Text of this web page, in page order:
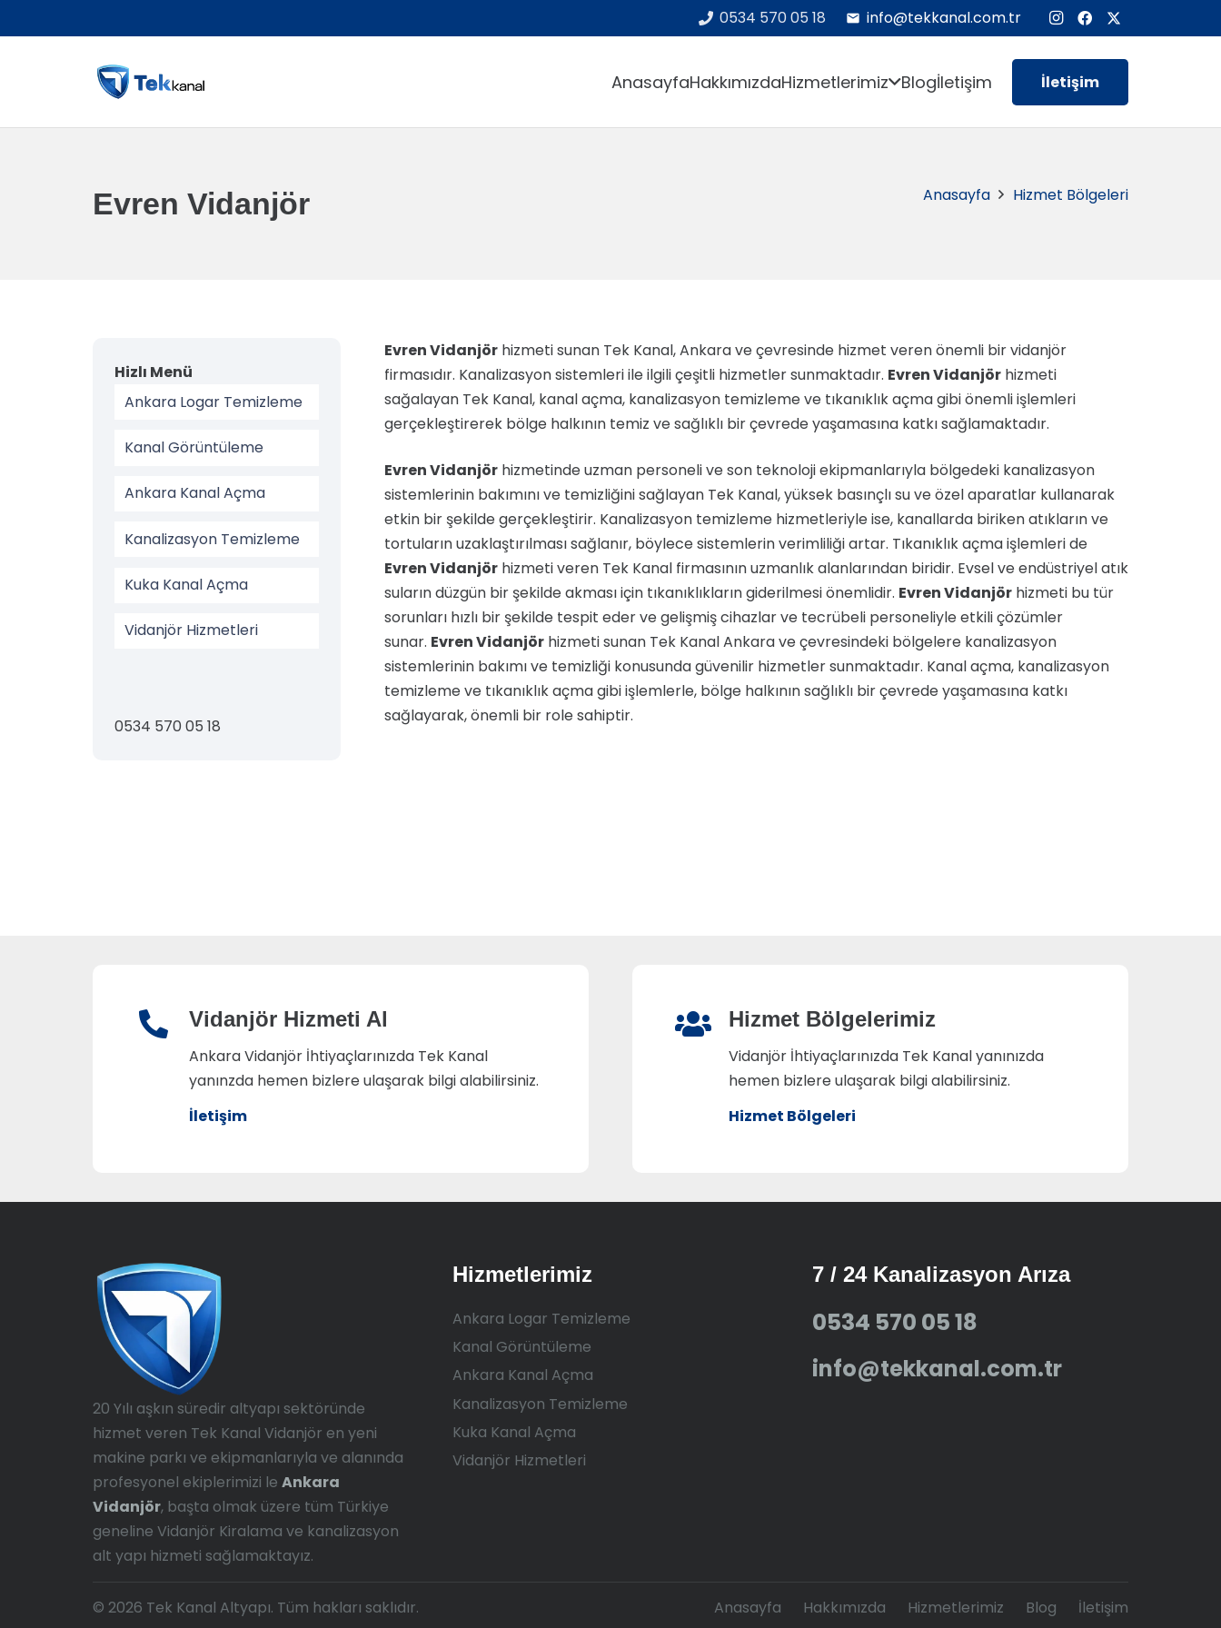
0534 570 05 18 mail info@tekkanal.com.tr
AnasayfaHakkımızdaHizmetlerimiz Blogİletişim İletişim
Evren Vidanjör Anasayfa Hizmet Bölgeleri
Hizlı Menü
Ankara Logar Temizleme
Kanal Görüntüleme
Ankara Kanal Açma
Kanalizasyon Temizleme
Kuka Kanal Açma
Vidanjör Hizmetleri
0534 570 05 18
Evren Vidanjör hizmeti sunan Tek Kanal, Ankara ve çevresinde hizmet veren önemli bir vidanjör
firmasıdır. Kanalizasyon sistemleri ile ilgili çeşitli hizmetler sunmaktadır. Evren Vidanjör hizmeti
sağalayan Tek Kanal, kanal açma, kanalizasyon temizleme ve tıkanıklık açma gibi önemli işlemleri
gerçekleştirerek bölge halkının temiz ve sağlıklı bir çevrede yaşamasına katkı sağlamaktadır.
Evren Vidanjör hizmetinde uzman personeli ve son teknoloji ekipmanlarıyla bölgedeki kanalizasyon
sistemlerinin bakımını ve temizliğini sağlayan Tek Kanal, yüksek basınçlı su ve özel aparatlar kullanarak
etkin bir şekilde gerçekleştirir. Kanalizasyon temizleme hizmetleriyle ise, kanallarda biriken atıkların ve
tortuların uzaklaştırılması sağlanır, böylece sistemlerin verimliliği artar. Tıkanıklık açma işlemleri de
Evren Vidanjör hizmeti veren Tek Kanal firmasının uzmanlık alanlarından biridir. Evsel ve endüstriyel atık
suların düzgün bir şekilde akması için tıkanıklıkların giderilmesi önemlidir. Evren Vidanjör hizmeti bu tür
sorunları hızlı bir şekilde tespit eder ve gelişmiş cihazlar ve tecrübeli personeliyle etkili çözümler
sunar. Evren Vidanjör hizmeti sunan Tek Kanal Ankara ve çevresindeki bölgelere kanalizasyon
sistemlerinin bakımı ve temizliği konusunda güvenilir hizmetler sunmaktadır. Kanal açma, kanalizasyon
temizleme ve tıkanıklık açma gibi işlemlerle, bölge halkının sağlıklı bir çevrede yaşamasına katkı
sağlayarak, önemli bir role sahiptir.
Vidanjör Hizmeti Al
Ankara Vidanjör İhtiyaçlarınızda Tek Kanal
yanınzda hemen bizlere ulaşarak bilgi alabilirsiniz.
İletişim
Hizmet Bölgelerimiz
Vidanjör İhtiyaçlarınızda Tek Kanal yanınızda
hemen bizlere ulaşarak bilgi alabilirsiniz.
Hizmet Bölgeleri
20 Yılı aşkın süredir altyapı sektöründe
hizmet veren Tek Kanal Vidanjör en yeni
makine parkı ve ekipmanlarıyla ve alanında
profesyonel ekiplerimizi le Ankara
Vidanjör, başta olmak üzere tüm Türkiye
geneline Vidanjör Kiralama ve kanalizasyon
alt yapı hizmeti sağlamaktayız.
Hizmetlerimiz
Ankara Logar Temizleme
Kanal Görüntüleme
Ankara Kanal Açma
Kanalizasyon Temizleme
Kuka Kanal Açma
Vidanjör Hizmetleri
7 / 24 Kanalizasyon Arıza
0534 570 05 18
info@tekkanal.com.tr
© 2026 Tek Kanal Altyapı. Tüm hakları saklıdır. Anasayfa Hakkımızda Hizmetlerimiz Blog İletişim